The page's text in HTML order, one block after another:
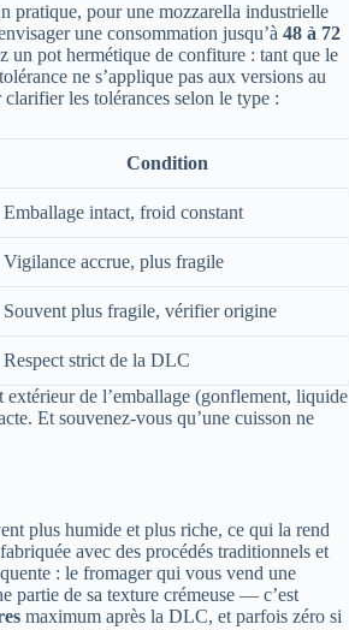
pratique, pour une mozzarella industrielle
une consommation jusqu’à 48 à 72
un pot hermétique de confiture : tant que le
ne s’applique pas aux versions au
les tolérances selon le type :
Condition
Emballage intact, froid constant
Vigilance accrue, plus fragile
Souvent plus fragile, vérifier origine
Respect strict de la DLC
extérieur de l’emballage (gonflement, liquide
Et souvenez-vous qu’une cuisson ne
plus humide et plus riche, ce qui la rend
avec des procédés traditionnels et
: le fromager qui vous vend une
partie de sa texture crémeuse — c’est
maximum après la DLC, et parfois zéro si